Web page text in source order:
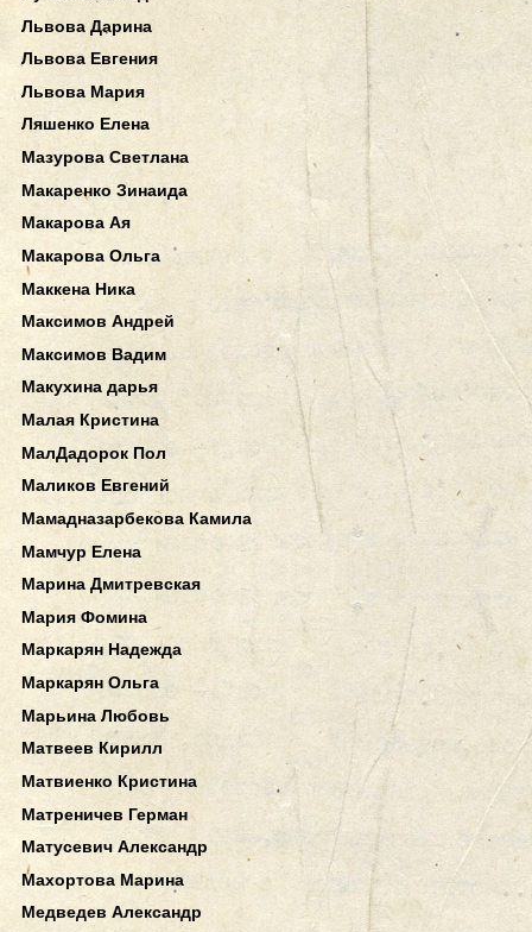
Львова Дарина
Львова Евгения
Львова Мария
Ляшенко Елена
Мазурова Светлана
Макаренко Зинаида
Макарова Ая
Макарова Ольга
Маккена Ника
Максимов Андрей
Максимов Вадим
Макухина дарья
Малая Кристина
МалДадорок Пол
Маликов Евгений
Мамадназарбекова Камила
Мамчур Елена
Марина Дмитревская
Мария Фомина
Маркарян Надежда
Маркарян Ольга
Марьина Любовь
Матвеев Кирилл
Матвиенко Кристина
Матреничев Герман
Матусевич Александр
Махортова Марина
Медведев Александр